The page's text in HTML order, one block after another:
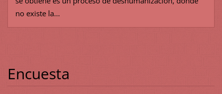
no existe la...
Encuesta